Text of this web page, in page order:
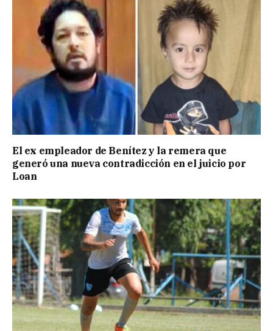
El ex empleador de Benítez y la remera que
generó una nueva contradicción en el juicio por
Loan